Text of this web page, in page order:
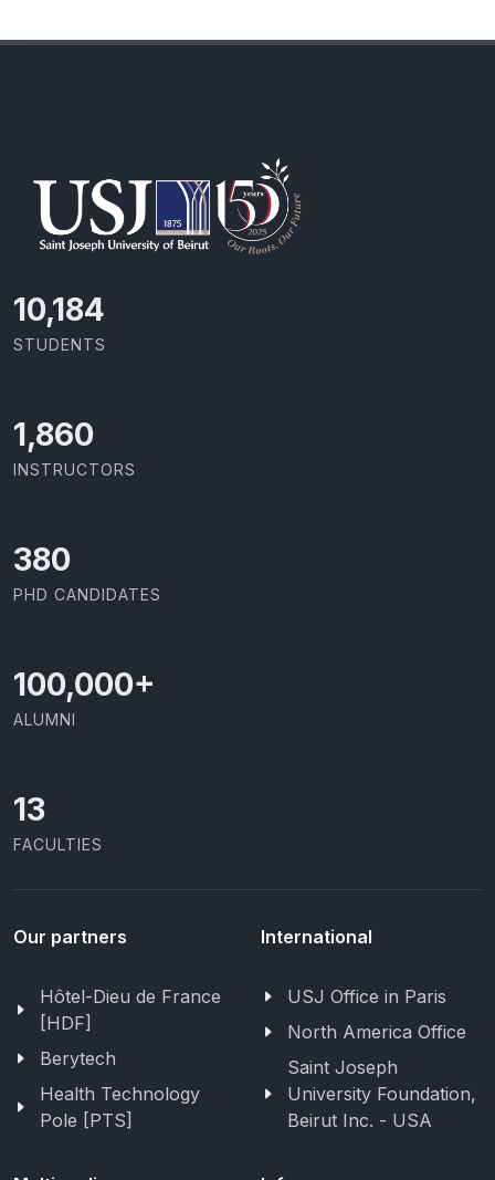
11,110
STUDENTS
2,029
INSTRUCTORS
414
PHD CANDIDATES
100,000+
ALUMNI
13
FACULTIES
Our partners
Hôtel-Dieu de France
[HDF]
Berytech
Health Technology
Pole [PTS]
International
USJ Office in Paris
North America Office
Saint Joseph
University Foundation,
Beirut Inc. - USA